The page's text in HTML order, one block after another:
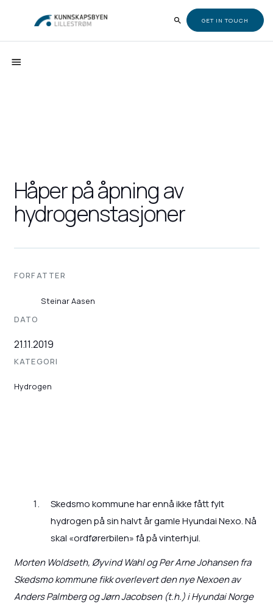
GET IN TOUCH
Håper på åpning av
hydrogenstasjoner
FORFATTER
Steinar Aasen
DATO
21.11.2019
KATEGORI
Hydrogen
Skedsmo kommune har ennå ikke fått fylt
hydrogen på sin halvt år gamle Hyundai Nexo. Nå
skal «ordførerbilen» få på vinterhjul.
Morten Woldseth, Øyvind Wahl og Per Arne Johansen fra
Skedsmo kommune fikk overlevert den nye Nexoen av
Anders Palmberg og Jørn Jacobsen (t.h.) i Hyundai Norge